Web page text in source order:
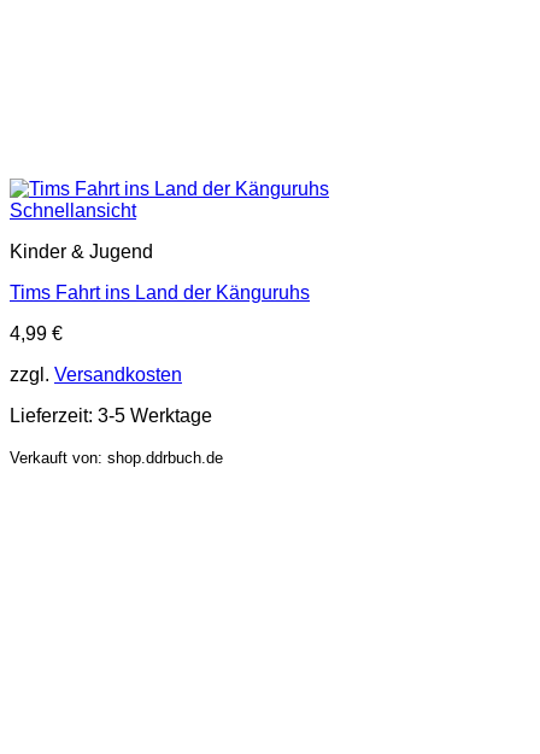
Schnellansicht
Kinder & Jugend
Tims Fahrt ins Land der Känguruhs
4,99 €
zzgl. Versandkosten
Lieferzeit: 3-5 Werktage
Verkauft von: shop.ddrbuch.de